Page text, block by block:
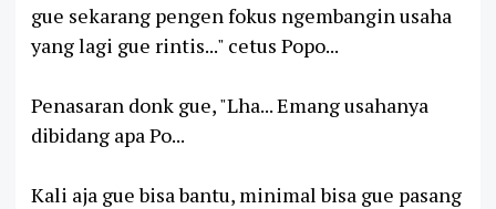
gue sekarang pengen fokus ngembangin usaha
yang lagi gue rintis..." cetus Popo...
Penasaran donk gue, "Lha... Emang usahanya
dibidang apa Po...
Kali aja gue bisa bantu, minimal bisa gue pasang